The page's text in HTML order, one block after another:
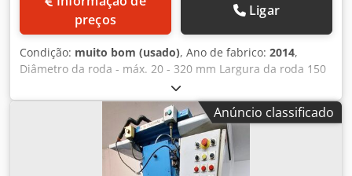
preços
Ligar
Condição: muito bom (usado), Ano de fabrico: 2014,
Diâmetro da roda - máx. 20 - 320 mm Largura da roda 150
mm Módulo - máx. 8 Módulo - mín. 1 Área de fixação 1200
x 190 mm Diâmetro da ferramenta 175 - 260 mm
Velocidade 45 - 465 rpm Dcodpfx Asv Nracencsk Controle
Siemens Potência total necessária 13 kW Peso da máquina
aprox. 5,2 t Máquina em excelente estado, com muitos
acessórios. Retrofit em 2014, controle Siemens.
Anúncio classificado